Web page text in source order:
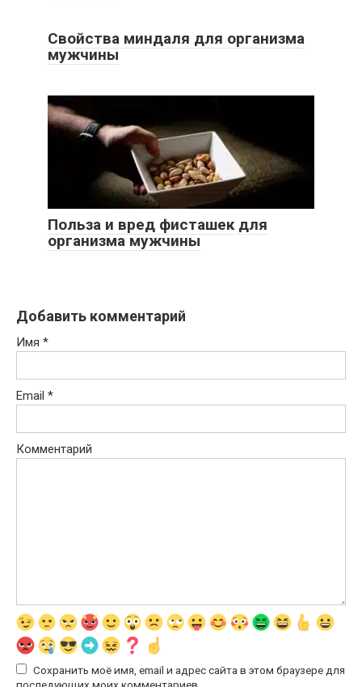
Свойства миндаля для организма
мужчины
Польза и вред фисташек для
организма мужчины
Добавить комментарий
Имя *
Email *
Комментарий
Сохранить моё имя, email и адрес сайта в этом браузере для